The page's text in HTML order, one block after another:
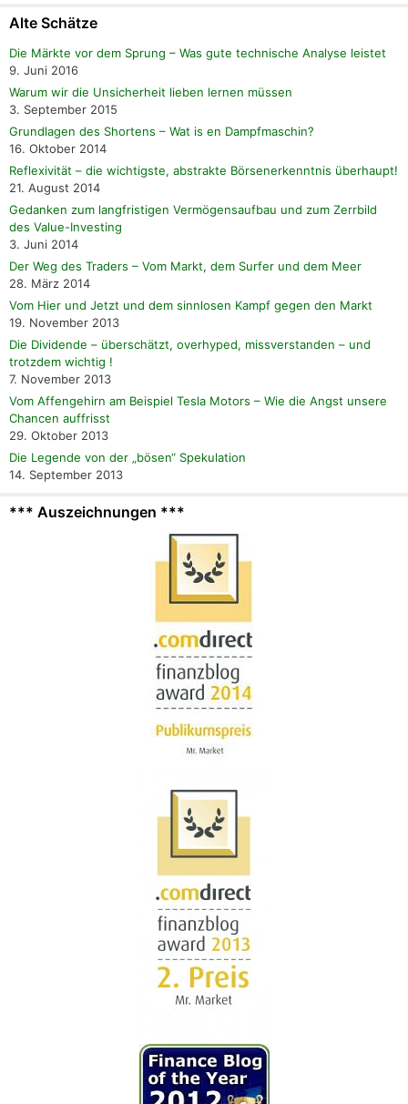
Alte Schätze
Die Märkte vor dem Sprung – Was gute technische Analyse leistet
9. Juni 2016
Warum wir die Unsicherheit lieben lernen müssen
3. September 2015
Grundlagen des Shortens – Wat is en Dampfmaschin?
16. Oktober 2014
Reflexivität – die wichtigste, abstrakte Börsenerkenntnis überhaupt!
21. August 2014
Gedanken zum langfristigen Vermögensaufbau und zum Zerrbild
des Value-Investing
3. Juni 2014
Der Weg des Traders – Vom Markt, dem Surfer und dem Meer
28. März 2014
Vom Hier und Jetzt und dem sinnlosen Kampf gegen den Markt
19. November 2013
Die Dividende – überschätzt, overhyped, missverstanden – und
trotzdem wichtig !
7. November 2013
Vom Affengehirn am Beispiel Tesla Motors – Wie die Angst unsere
Chancen auffrisst
29. Oktober 2013
Die Legende von der „bösen“ Spekulation
14. September 2013
*** Auszeichnungen ***